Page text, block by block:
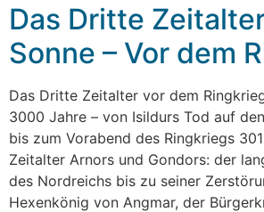
Das Dritte
Sonne – Vor dem
Das Dritte Zeitalter vor dem
3000 Jahre – von Isildurs Tod auf
bis zum Vorabend des Ringkriegs
Zeitalter Arnors und Gondors: der
des Nordreichs bis zu seiner
Hexenkönig von Angmar, der